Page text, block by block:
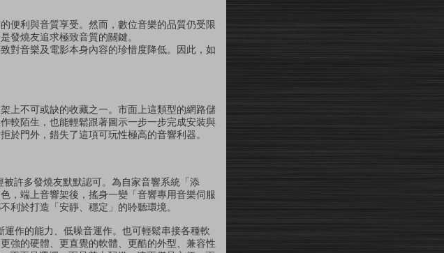
便利與音質享受。然而，數位音樂的品質仍受限
發燒友追求極致音質的關鍵。
對音樂及電影本身內容的珍惜度降低。因此，如
上不可或缺的收藏之一。市面上這類型的網路儲
較陌生，也能輕鬆跟著圖示一步一步完成安裝與
於門外，錯失了這項可玩性極高的音響利器。
許多發燒友默默認可。為自家音響系統「添
，端上音響架後，搖身一變「音響專用音樂伺服
利於打造「安靜、穩定」的聆聽環境。
作的能力、低噪音運作。也可輕鬆串接各種軟
強的硬體、更直覺的軟體、更酷的外型、兼容性